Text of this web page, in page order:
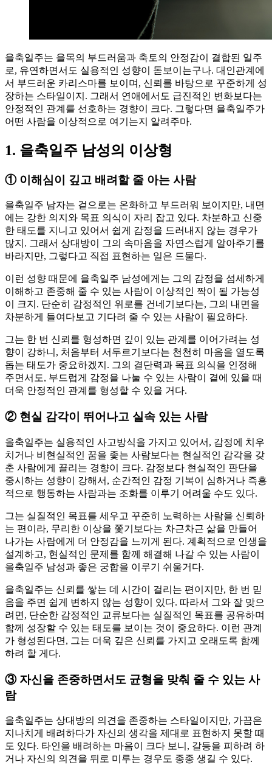
을축일주는 을목의 부드러움과 축토의 안정감이 결합된 일주
로, 유연하면서도 실용적인 성향이 돋보이는구나. 대인관계에
서 부드러운 카리스마를 보이며, 신뢰를 바탕으로 꾸준하게 성
장하는 스타일이지. 그래서 연애에서도 급진적인 변화보다는
안정적인 관계를 선호하는 경향이 크다. 그렇다면 을축일주가
어떤 사람을 이상적으로 여기는지 알려주마.
1. 을축일주 남성의 이상형
① 이해심이 깊고 배려할 줄 아는 사람
을축일주 남자는 겉으로는 온화하고 부드러워 보이지만, 내면
에는 강한 의지와 목표 의식이 자리 잡고 있다. 차분하고 신중
한 태도를 지니고 있어서 쉽게 감정을 드러내지 않는 경우가
많지. 그래서 상대방이 그의 속마음을 자연스럽게 알아주기를
바라지만, 그렇다고 직접 표현하는 일은 드물다.
이런 성향 때문에 을축일주 남성에게는 그의 감정을 섬세하게
이해하고 존중해 줄 수 있는 사람이 이상적인 짝이 될 가능성
이 크지. 단순히 감정적인 위로를 건네기보다는, 그의 내면을
차분하게 들여다보고 기다려 줄 수 있는 사람이 필요하다.
그는 한 번 신뢰를 형성하면 깊이 있는 관계를 이어가려는 성
향이 강하니, 처음부터 서두르기보다는 천천히 마음을 열도록
돕는 태도가 중요하겠지. 그의 결단력과 목표 의식을 인정해
주면서도, 부드럽게 감정을 나눌 수 있는 사람이 곁에 있을 때
더욱 안정적인 관계를 형성할 수 있을 거다.
② 현실 감각이 뛰어나고 실속 있는 사람
을축일주는 실용적인 사고방식을 가지고 있어서, 감정에 치우
치거나 비현실적인 꿈을 좇는 사람보다는 현실적인 감각을 갖
춘 사람에게 끌리는 경향이 크다. 감정보다 현실적인 판단을
중시하는 성향이 강해서, 순간적인 감정 기복이 심하거나 즉흥
적으로 행동하는 사람과는 조화를 이루기 어려울 수도 있다.
그는 실질적인 목표를 세우고 꾸준히 노력하는 사람을 신뢰하
는 편이라, 무리한 이상을 쫓기보다는 차근차근 삶을 만들어
나가는 사람에게 더 안정감을 느끼게 된다. 계획적으로 인생을
설계하고, 현실적인 문제를 함께 해결해 나갈 수 있는 사람이
을축일주 남성과 좋은 궁합을 이루기 쉬울거다.
을축일주는 신뢰를 쌓는 데 시간이 걸리는 편이지만, 한 번 믿
음을 주면 쉽게 변하지 않는 성향이 있다. 따라서 그와 잘 맞으
려면, 단순한 감정적인 교류보다는 실질적인 목표를 공유하며
함께 성장할 수 있는 태도를 보이는 것이 중요하다. 이런 관계
가 형성된다면, 그는 더욱 깊은 신뢰를 가지고 오래도록 함께
하려 할 게다.
③ 자신을 존중하면서도 균형을 맞춰 줄 수 있는 사
람
을축일주는 상대방의 의견을 존중하는 스타일이지만, 가끔은
지나치게 배려하다가 자신의 생각을 제대로 표현하지 못할 때
도 있다. 타인을 배려하는 마음이 크다 보니, 갈등을 피하려 하
거나 자신의 의견을 뒤로 미루는 경우도 종종 생길 수 있다.